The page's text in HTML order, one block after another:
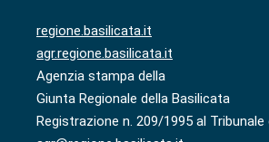
regione.basilicata.it
agr.regione.basilicata.it
Agenzia stampa della
Giunta Regionale della Basilicata
Registrazione n. 209/1995 al